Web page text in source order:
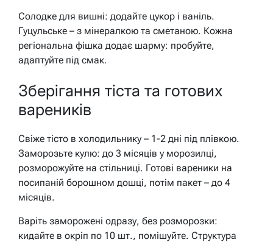
Солодке для вишні: додайте цукор і ваніль.
Гуцульське – з мінералкою та сметаною. Кожна
регіональна фішка додає шарму: пробуйте,
адаптуйте під смак.
Зберігання тіста та готових
вареників
Свіже тісто в холодильнику – 1-2 дні під плівкою.
Заморозьте кулю: до 3 місяців у морозилці,
розморожуйте на стільниці. Готові вареники на
посипаній борошном дошці, потім пакет – до 4
місяців.
Варіть заморожені одразу, без розморозки:
кидайте в окріп по 10 шт., помішуйте. Структура